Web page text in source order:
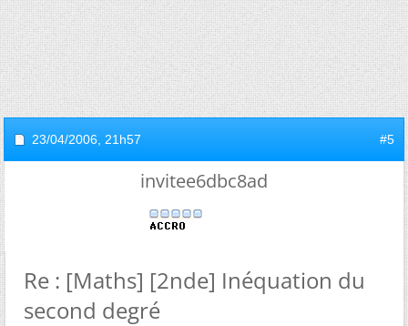
23/04/2006, 21h57 #5
invitee6dbc8ad
Re : [Maths] [2nde] Inéquation du
second degré